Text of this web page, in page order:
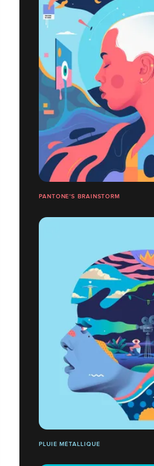
PANTONE'S BRAINSTORM
PLUIE MÉTALLIQUE